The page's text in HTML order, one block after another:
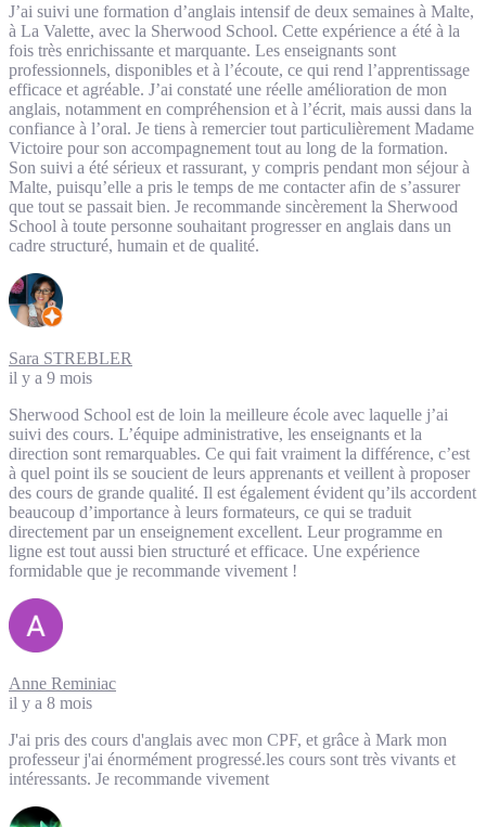
J’ai suivi une formation d’anglais intensif de deux semaines à Malte,
à La Valette, avec la Sherwood School. Cette expérience a été à la
fois très enrichissante et marquante. Les enseignants sont
professionnels, disponibles et à l’écoute, ce qui rend l’apprentissage
efficace et agréable. J’ai constaté une réelle amélioration de mon
anglais, notamment en compréhension et à l’écrit, mais aussi dans la
confiance à l’oral. Je tiens à remercier tout particulièrement Madame
Victoire pour son accompagnement tout au long de la formation.
Son suivi a été sérieux et rassurant, y compris pendant mon séjour à
Malte, puisqu’elle a pris le temps de me contacter afin de s’assurer
que tout se passait bien. Je recommande sincèrement la Sherwood
School à toute personne souhaitant progresser en anglais dans un
cadre structuré, humain et de qualité.
Sara STREBLER
il y a 9 mois
Sherwood School est de loin la meilleure école avec laquelle j’ai
suivi des cours. L’équipe administrative, les enseignants et la
direction sont remarquables. Ce qui fait vraiment la différence, c’est
à quel point ils se soucient de leurs apprenants et veillent à proposer
des cours de grande qualité. Il est également évident qu’ils accordent
beaucoup d’importance à leurs formateurs, ce qui se traduit
directement par un enseignement excellent. Leur programme en
ligne est tout aussi bien structuré et efficace. Une expérience
formidable que je recommande vivement !
Anne Reminiac
il y a 8 mois
J'ai pris des cours d'anglais avec mon CPF, et grâce à Mark mon
professeur j'ai énormément progressé.les cours sont très vivants et
intéressants. Je recommande vivement